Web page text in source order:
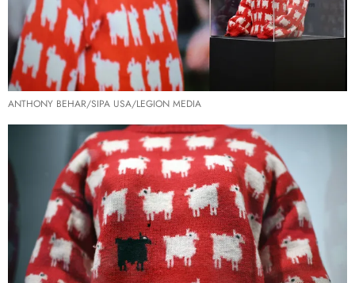
ANTHONY BEHAR/SIPA USA/LEGION MEDIA